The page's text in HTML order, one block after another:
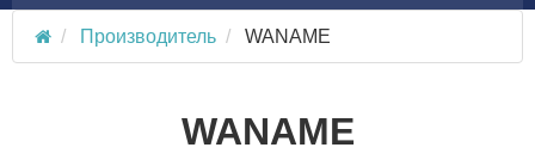
Производитель WANAME
WANAME